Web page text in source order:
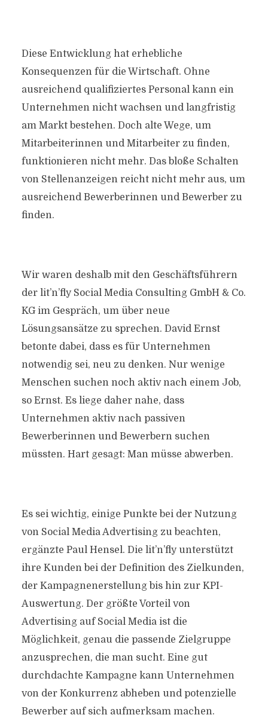
Diese Entwicklung hat erhebliche
Konsequenzen für die Wirtschaft. Ohne
ausreichend qualifiziertes Personal kann ein
Unternehmen nicht wachsen und langfristig
am Markt bestehen. Doch alte Wege, um
Mitarbeiterinnen und Mitarbeiter zu finden,
funktionieren nicht mehr. Das bloße Schalten
von Stellenanzeigen reicht nicht mehr aus, um
ausreichend Bewerberinnen und Bewerber zu
finden.
Wir waren deshalb mit den Geschäftsführern
der lit’n’fly Social Media Consulting GmbH & Co.
KG im Gespräch, um über neue
Lösungsansätze zu sprechen. David Ernst
betonte dabei, dass es für Unternehmen
notwendig sei, neu zu denken. Nur wenige
Menschen suchen noch aktiv nach einem Job,
so Ernst. Es liege daher nahe, dass
Unternehmen aktiv nach passiven
Bewerberinnen und Bewerbern suchen
müssten. Hart gesagt: Man müsse abwerben.
Es sei wichtig, einige Punkte bei der Nutzung
von Social Media Advertising zu beachten,
ergänzte Paul Hensel. Die lit’n’fly unterstützt
ihre Kunden bei der Definition des Zielkunden,
der Kampagnenerstellung bis hin zur KPI-
Auswertung. Der größte Vorteil von
Advertising auf Social Media ist die
Möglichkeit, genau die passende Zielgruppe
anzusprechen, die man sucht. Eine gut
durchdachte Kampagne kann Unternehmen
von der Konkurrenz abheben und potenzielle
Bewerber auf sich aufmerksam machen.